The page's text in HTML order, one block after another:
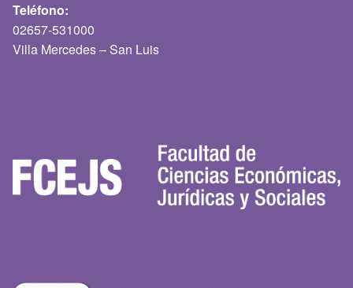
Teléfono:
02657-531000
Villa Mercedes – San Luis